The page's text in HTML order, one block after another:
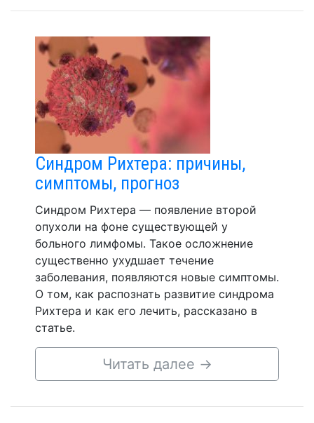
Синдром Рихтера: причины,
симптомы, прогноз
Синдром Рихтера — появление второй
опухоли на фоне существующей у
больного лимфомы. Такое осложнение
существенно ухудшает течение
заболевания, появляются новые симптомы.
О том, как распознать развитие синдрома
Рихтера и как его лечить, рассказано в
статье.
Читать далее →